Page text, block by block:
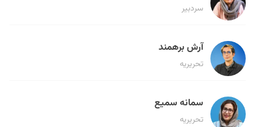
سردبیر
آرش برهمند
تحریریه
سمانه سمیع
تحریریه